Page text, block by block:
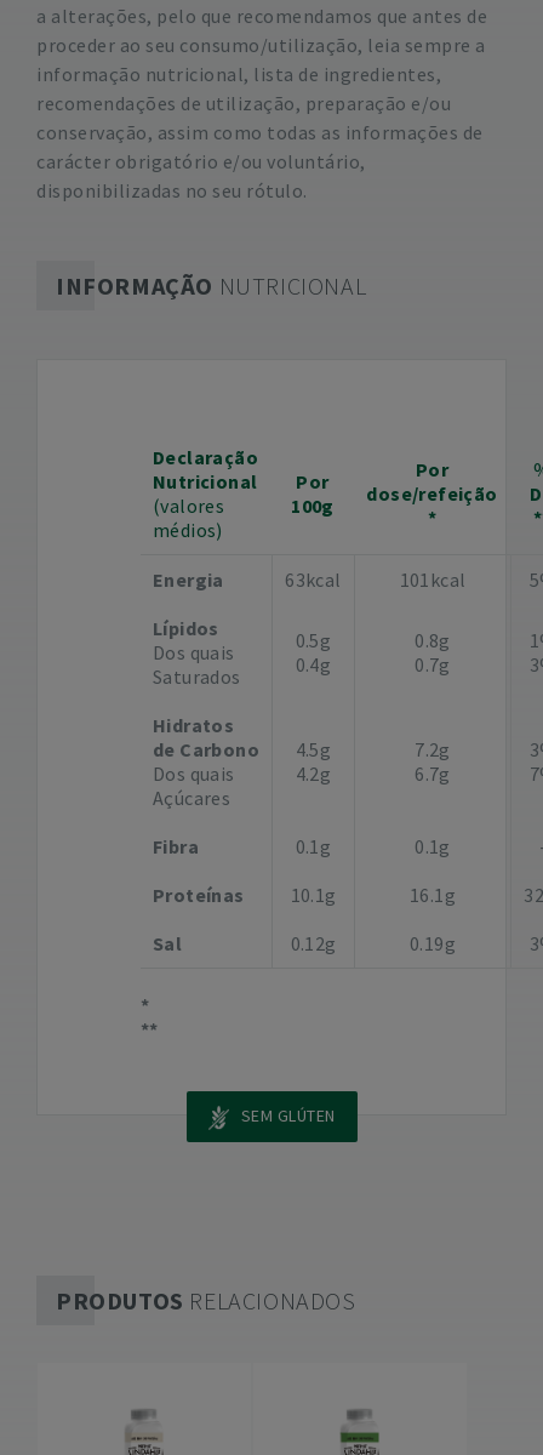
a alterações, pelo que recomendamos que antes de
proceder ao seu consumo/utilização, leia sempre a
informação nutricional, lista de ingredientes,
recomendações de utilização, preparação e/ou
conservação, assim como todas as informações de
carácter obrigatório e/ou voluntário,
disponibilizadas no seu rótulo.
INFORMAÇÃO NUTRICIONAL
Declaração
Nutricional
(valores
médios)
Por
100g
Por
dose/refeição
*
Energia 63kcal 101kcal
Lípidos
Dos quais
Saturados
0.5g
0.4g
0.8g
0.7g
Hidratos
de Carbono
Dos quais
Açúcares
4.5g
4.2g
7.2g
6.7g
Fibra 0.1g 0.1g
Proteínas
10.1g 16.1g
Sal
0.12g 0.19g
SEM GLÚTEN
PRODUTOS RELACIONADOS